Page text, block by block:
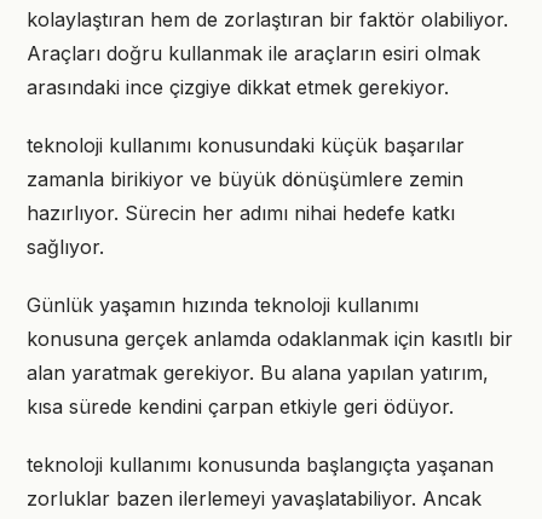
kolaylaştıran hem de zorlaştıran bir faktör olabiliyor.
Araçları doğru kullanmak ile araçların esiri olmak
arasındaki ince çizgiye dikkat etmek gerekiyor.
teknoloji kullanımı konusundaki küçük başarılar
zamanla birikiyor ve büyük dönüşümlere zemin
hazırlıyor. Sürecin her adımı nihai hedefe katkı
sağlıyor.
Günlük yaşamın hızında teknoloji kullanımı
konusuna gerçek anlamda odaklanmak için kasıtlı bir
alan yaratmak gerekiyor. Bu alana yapılan yatırım,
kısa sürede kendini çarpan etkiyle geri ödüyor.
teknoloji kullanımı konusunda başlangıçta yaşanan
zorluklar bazen ilerlemeyi yavaşlatabiliyor. Ancak